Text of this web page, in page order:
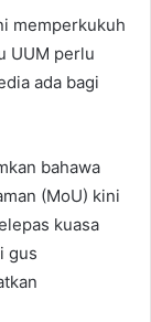
memperkukuh
UUM perlu
ada bagi
bahawa
(MoU) kini
kuasa
gus